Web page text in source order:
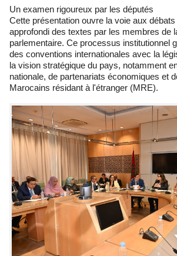
Un examen rigoureux par les députés
Cette présentation ouvre la voie aux
approfondi des textes par les membres de
parlementaire. Ce processus institutionnel
des conventions internationales avec la
la vision stratégique du pays, notamment
nationale, de partenariats économiques et
Marocains résidant à l'étranger (MRE).